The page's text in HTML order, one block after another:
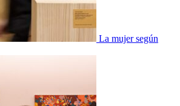
La mujer según